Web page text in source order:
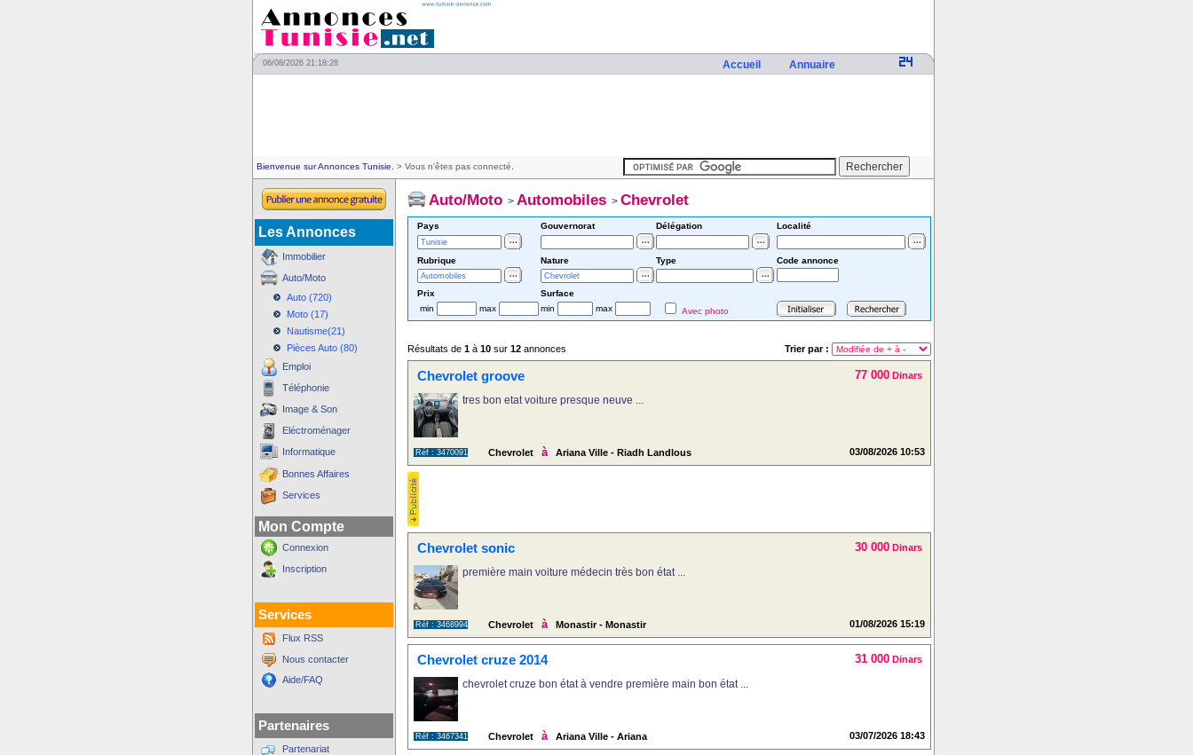
06/08/2026 21:18:28 Accueil Annuaire
Bienvenue sur Annonces Tunisie. > Vous n'êtes pas connecté.
Les Annonces
Immobilier
Auto/Moto
Auto (720)
Moto (17)
Nautisme(21)
Pièces Auto (80)
Emploi
Téléphonie
Image & Son
Eléctroménager
Informatique
Bonnes Affaires
Services
Mon Compte
Connexion
Inscription
Services
Flux RSS
Nous contacter
Aide/FAQ
Partenaires
Partenariat
Auto/Moto> Automobiles> Chevrolet
Pays Gouvernorat Délégation Localité
Rubrique Nature Type Code annonce
Prix
Surface
min
max min max Avec photo
Résultats de 1à 10sur 12annonces Trier par :
Chevrolet groove 77 000 Dinars
tres bon etat voiture presque neuve ...
Réf : 3470091 Chevrolet à Ariana Ville - Riadh Landlous 03/08/2026 10:53
Chevrolet sonic 30 000 Dinars
première main voiture médecin très bon état ...
Réf : 3468994 Chevrolet à Monastir - Monastir 01/08/2026 15:19
Chevrolet cruze 2014 31 000 Dinars
chevrolet cruze bon état à vendre première main bon état ...
Réf : 3467341 Chevrolet à Ariana Ville - Ariana 03/07/2026 18:43